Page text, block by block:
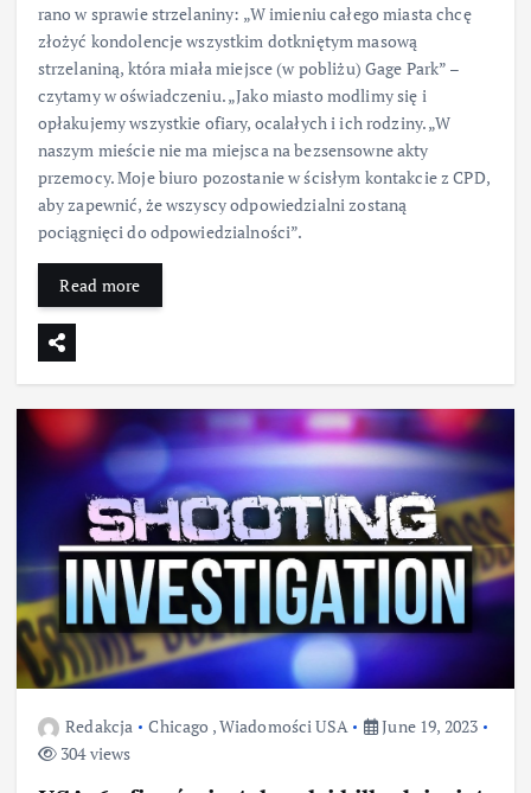
rano w sprawie strzelaniny: „W imieniu całego miasta chcę
złożyć kondolencje wszystkim dotkniętym masową
strzelaniną, która miała miejsce (w pobliżu) Gage Park” –
czytamy w oświadczeniu. „Jako miasto modlimy się i
opłakujemy wszystkie ofiary, ocalałych i ich rodziny. „W
naszym mieście nie ma miejsca na bezsensowne akty
przemocy. Moje biuro pozostanie w ścisłym kontakcie z CPD,
aby zapewnić, że wszyscy odpowiedzialni zostaną
pociągnięci do odpowiedzialności”.
Read more
Redakcja Chicago ,Wiadomości USA
June 19, 2023
304 views